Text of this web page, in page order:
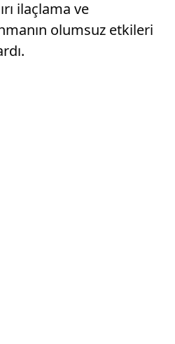
ilaçlama ve
olumsuz etkileri